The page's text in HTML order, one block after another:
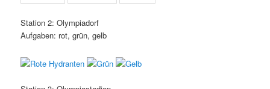
Station 2: Olympiadorf
Aufgaben: rot, grün, gelb